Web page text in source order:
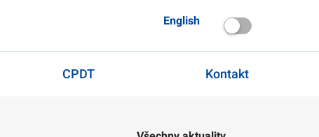
English
CPDT Kontakt